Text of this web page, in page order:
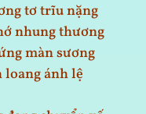
tơ trĩu nặng
nhung thương
màn sương
loang ánh lệ